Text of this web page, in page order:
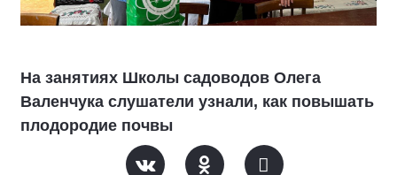
На занятиях Школы садоводов Олега
Валенчука слушатели узнали, как повышать
плодородие почвы